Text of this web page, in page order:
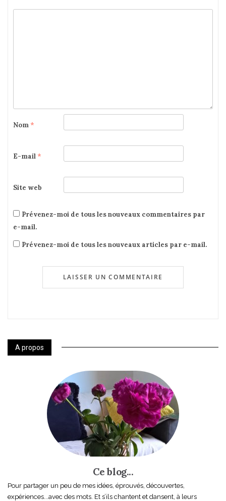
Nom *
E-mail *
Site web
Prévenez-moi de tous les nouveaux commentaires par
e-mail.
Prévenez-moi de tous les nouveaux articles par e-mail.
A propos
Ce blog...
Pour partager un peu de mes idées, éprouvés, découvertes,
expériences...avec des mots. Et s’ils chantent et dansent, à leurs